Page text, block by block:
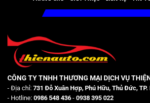
CÔNG TY TNHH THƯƠNG MẠI DỊCH VỤ
- Địa chỉ: 731 Đỗ Xuân Hợp, Phú Hữu, Thủ Đức, TP.
- Hotline: 0986 548 436 - 0938 395 022